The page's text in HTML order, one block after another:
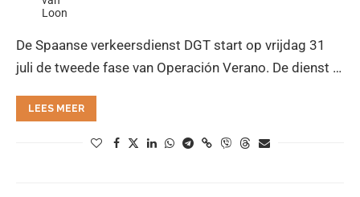
De Spaanse verkeersdienst DGT start op vrijdag 31
juli de tweede fase van Operación Verano. De dienst …
LEES MEER